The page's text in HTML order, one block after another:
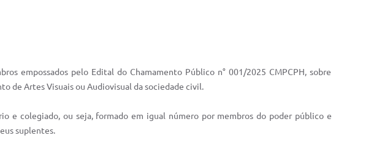
empossados pelo Edital do Chamamento Público n° 001/2025 CMPCPH, sobre
de Artes Visuais ou Audiovisual da sociedade civil.
e colegiado, ou seja, formado em igual número por membros do poder público e
suplentes.